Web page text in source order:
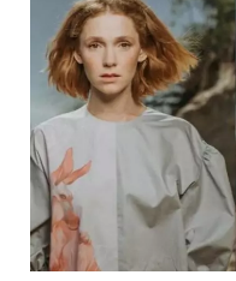
THE UKRAINIAN